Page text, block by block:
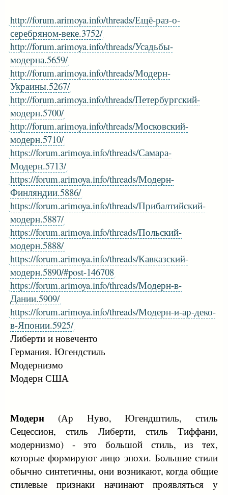
http://forum.arimoya.info/threads/Ещё-раз-о-
серебряном-веке.3752/
http://forum.arimoya.info/threads/Усадьбы-
модерна.5659/
http://forum.arimoya.info/threads/Модерн-
Украины.5267/
http://forum.arimoya.info/threads/Петербургский-
модерн.5700/
http://forum.arimoya.info/threads/Московский-
модерн.5710/
https://forum.arimoya.info/threads/Самара-
Модерн.5713/
https://forum.arimoya.info/threads/Модерн-
Финляндии.5886/
https://forum.arimoya.info/threads/Прибалтийский-
модерн.5887/
https://forum.arimoya.info/threads/Польский-
модерн.5888/
https://forum.arimoya.info/threads/Кавказский-
модерн.5890/#post-146708
https://forum.arimoya.info/threads/Модерн-в-
Дании.5909/
https://forum.arimoya.info/threads/Модерн-и-ар-деко-
в-Японии.5925/
Либерти и новеченто
Германия. Югендстиль
Модернизмо
Модерн США
Модерн (Ар Нуво, Югендштиль, стиль
Сецессион, стиль Либерти, стиль Тиффани,
модернизмо) - это большой стиль, из тех,
которые формируют лицо эпохи. Большие стили
обычно синтетичны, они возникают, когда общие
стилевые признаки начинают проявляться у